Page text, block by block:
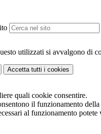
utilizzati si avvalgono di
Accetta tutti i cookies
quali cookie consentire.
il funzionamento
al funzionamento potete